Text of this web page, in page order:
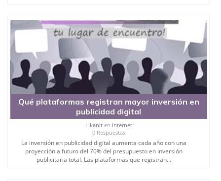
Qué plataformas registran mayor inversión en
publicidad digital
Likaniten Internet
0 Respuestas
La inversión en publicidad digital aumenta cada año con una
proyección a futuro del 70% del presupuesto en inversión
publicitaria total. Las plataformas que registran...